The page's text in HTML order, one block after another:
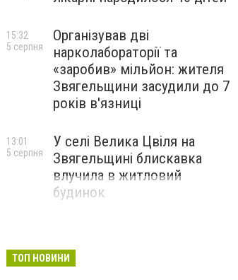
Організував дві
нарколабораторії та
«заробив» мільйон: жителя
Звягельщини засудили до 7
років в'язниці
15:32
5 серпня
У селі Велика Цвіля на
Звягельщині блискавка
влучила в житловий
будинок
13:01
5 серпня
ТОП НОВИНИ